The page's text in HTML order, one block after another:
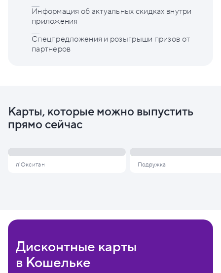
Информация об актуальных скидках внутри
приложения
Спецпредложения и розыгрыши призов от
партнеров
Карты, которые можно выпустить
прямо сейчас
л'Окситан Подружка
Дисконтные карты
в Кошельке